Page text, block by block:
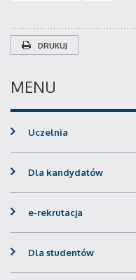
DRUKUJ
MENU
Uczelnia
Dla kandydatów
e-rekrutacja
Dla studentów